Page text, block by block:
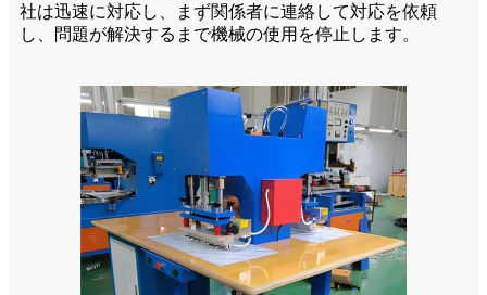
社は迅速に対応し、まず関係者に連絡して対応を依頼
し、問題が解決するまで機械の使用を停止します。